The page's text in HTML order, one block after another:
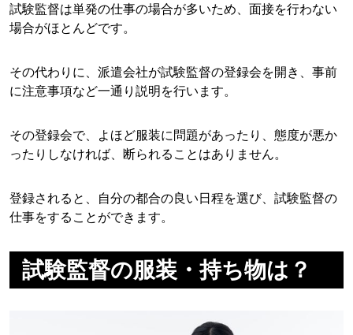
試験監督は単発の仕事の場合が多いため、面接を行わない
場合がほとんどです。
その代わりに、派遣会社が試験監督の登録会を開き、事前
に注意事項など一通り説明を行います。
その登録会で、よほど服装に問題があったり、態度が悪か
ったりしなければ、断られることはありません。
登録されると、自分の都合の良い日程を選び、試験監督の
仕事をすることができます。
試験監督の服装・持ち物は？